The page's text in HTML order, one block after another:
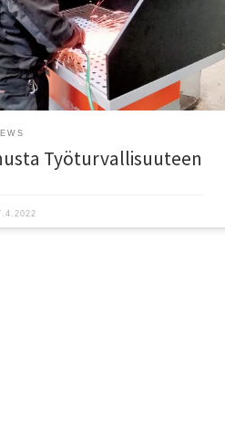
Kemper SmartFil -mobiililaitteen
tuotannon viimeistelyvaiheessa
hiontapölyjä
Työturvallisuuteen